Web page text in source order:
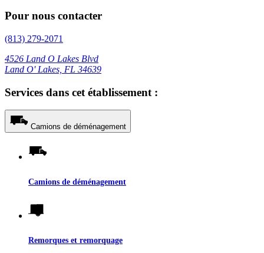
Pour nous contacter
(813) 279-2071
4526 Land O Lakes Blvd
Land O' Lakes, FL 34639
Services dans cet établissement :
Camions de déménagement
Camions de déménagement
Remorques et remorquage